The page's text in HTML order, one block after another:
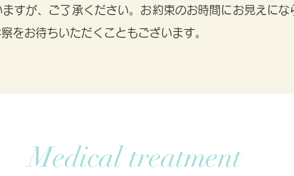
すが、ご了承ください。お約束のお時間にお見えにな
をお待ちいただくこともございます。
Medical treatment